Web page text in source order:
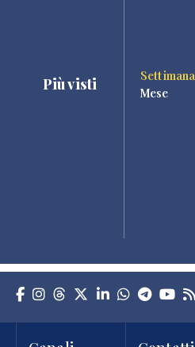
Più visti
Settimana
Mese